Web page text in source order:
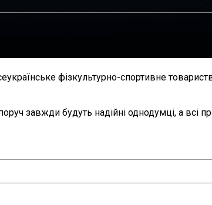
фізкультурно-спортивне
завжди будуть надійні однодумці, а всі